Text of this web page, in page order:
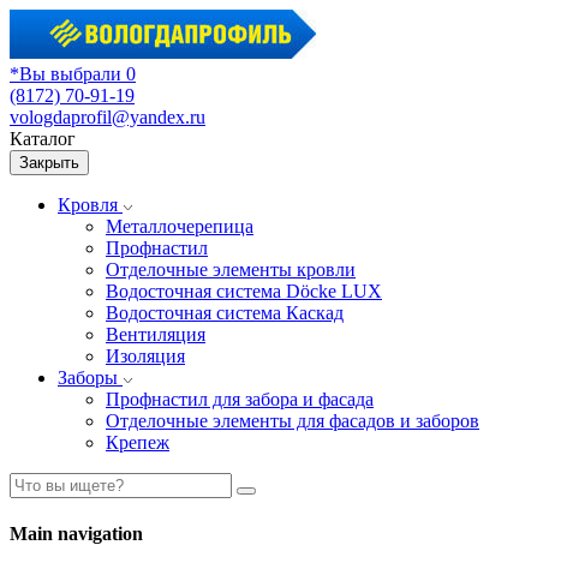
*Вы выбрали 0
(8172) 70-91-19
vologdaprofil@yandex.ru
Каталог
Закрыть
Кровля
Металлочерепица
Профнастил
Отделочные элементы кровли
Водосточная система Döcke LUX
Водосточная система Каскад
Вентиляция
Изоляция
Заборы
Профнастил для забора и фасада
Отделочные элементы для фасадов и заборов
Крепеж
Main navigation